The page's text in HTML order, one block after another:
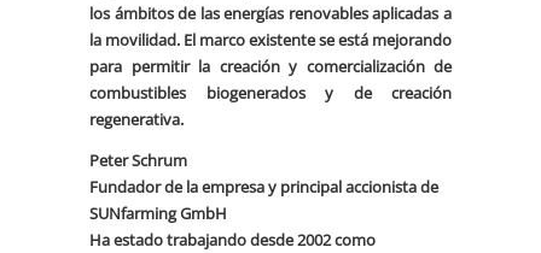
los ámbitos de las energías renovables aplicadas a
la movilidad. El marco existente se está mejorando
para permitir la creación y comercialización de
combustibles biogenerados y de creación
regenerativa.
Peter Schrum
Fundador de la empresa y principal accionista de
SUNfarming GmbH
Ha estado trabajando desde 2002 como